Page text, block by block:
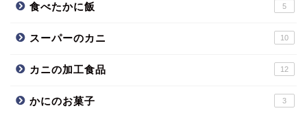
食べたかに飯 5
スーパーのカニ 10
カニの加工食品 12
かにのお菓子 3